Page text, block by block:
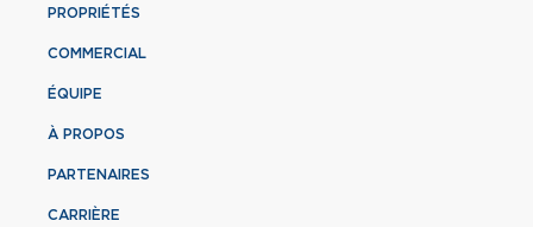
PROPRIÉTÉS
COMMERCIAL
ÉQUIPE
À PROPOS
PARTENAIRES
CARRIÈRE